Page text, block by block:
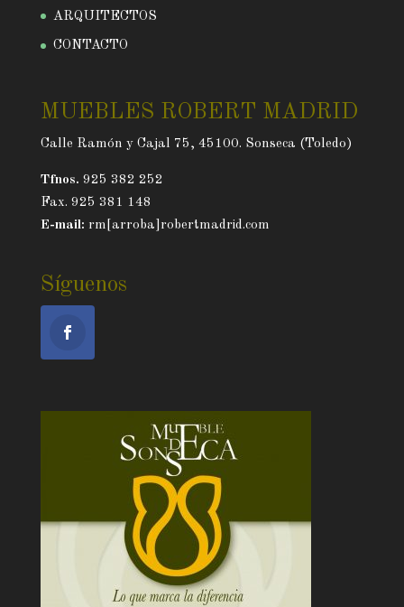
ARQUITECTOS
CONTACTO
MUEBLES ROBERT MADRID
Calle Ramón y Cajal 75, 45100. Sonseca (Toledo)
Tfnos. 925 382 252
Fax. 925 381 148
E-mail: rm[arroba]robertmadrid.com
Síguenos